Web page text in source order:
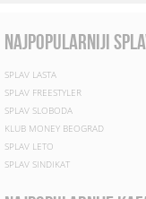
najpopularniji
SPLAV LASTA
SPLAV FREESTYLER
SPLAV SLOBODA
KLUB MONEY BEOGRAD
SPLAV LETO
SPLAV SINDIKAT